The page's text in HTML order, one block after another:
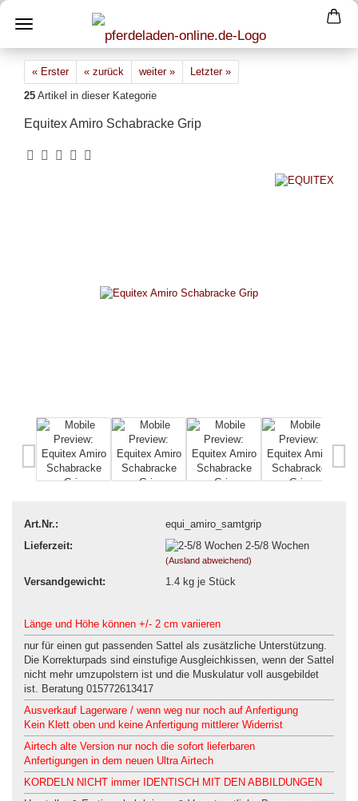
« Erster « zurück weiter »
Letzter »
25 Artikel in dieser Kategorie
Equitex Amiro Schabracke Grip
Art.Nr.:
equi_amiro_samtgrip
Lieferzeit:
2-5/8 Wochen
(Ausland abweichend)
Versandgewicht: 1.4kg je Stück
Länge und Höhe können +/- 2 cm variieren
nur für einen gut passenden Sattel als zusätzliche Unterstützung.
Die Korrekturpads sind einstufige Ausgleichkissen, wenn der Sattel
nicht mehr umzupolstern ist und die Muskulatur voll ausgebildet
ist. Beratung 015772613417
Ausverkauf Lagerware / wenn weg nur noch auf Anfertigung
Kein Klett oben und keine Anfertigung mittlerer Widerrist
Airtech alte Version nur noch die sofort lieferbaren
Anfertigungen in dem neuen Ultra Airtech
KORDELN NICHT immer IDENTISCH MIT DEN ABBILDUNGEN